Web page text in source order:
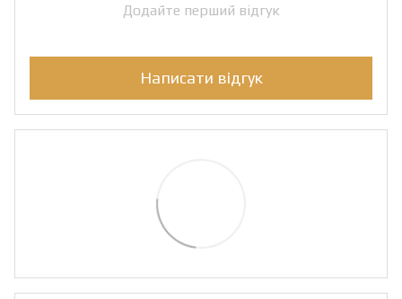
Додайте перший відгук
Написати відгук